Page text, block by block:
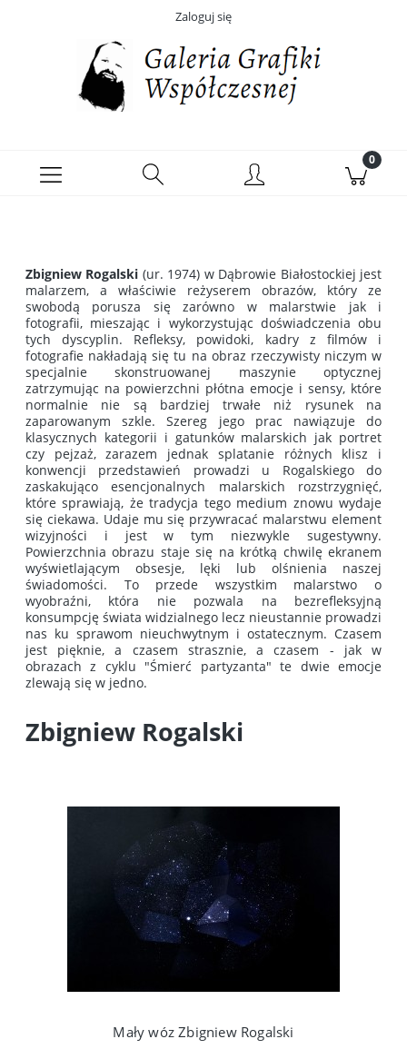
Zaloguj się
Zbigniew Rogalski (ur. 1974) w Dąbrowie Białostockiej jest
malarzem, a właściwie reżyserem obrazów, który ze
swobodą porusza się zarówno w malarstwie jak i
fotografii, mieszając i wykorzystując doświadczenia obu
tych dyscyplin. Refleksy, powidoki, kadry z filmów i
fotografie nakładają się tu na obraz rzeczywisty niczym w
specjalnie skonstruowanej maszynie optycznej
zatrzymując na powierzchni płótna emocje i sensy, które
normalnie nie są bardziej trwałe niż rysunek na
zaparowanym szkle. Szereg jego prac nawiązuje do
klasycznych kategorii i gatunków malarskich jak portret
czy pejzaż, zarazem jednak splatanie różnych klisz i
konwencji przedstawień prowadzi u Rogalskiego do
zaskakująco esencjonalnych malarskich rozstrzygnięć,
które sprawiają, że tradycja tego medium znowu wydaje
się ciekawa. Udaje mu się przywracać malarstwu element
wizyjności i jest w tym niezwykle sugestywny.
Powierzchnia obrazu staje się na krótką chwilę ekranem
wyświetlającym obsesje, lęki lub olśnienia naszej
świadomości. To przede wszystkim malarstwo o
wyobraźni, która nie pozwala na bezrefleksyjną
konsumpcję świata widzialnego lecz nieustannie prowadzi
nas ku sprawom nieuchwytnym i ostatecznym. Czasem
jest pięknie, a czasem strasznie, a czasem - jak w
obrazach z cyklu "Śmierć partyzanta" te dwie emocje
zlewają się w jedno.
Zbigniew Rogalski
Mały wóz Zbigniew Rogalski